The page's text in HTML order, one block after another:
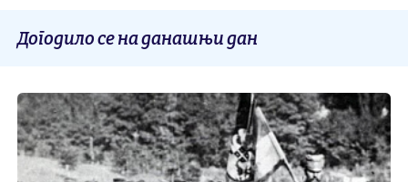
Догодило се на данашњи дан